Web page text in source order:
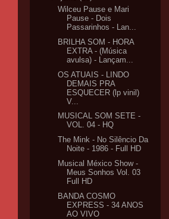
Wilceu Pause e Mari
Pause - Dois
Passarinhos - Lan...
BRILHA SOM - HORA
EXTRA - (Música
avulsa) - Lançam...
OS ATUAIS - LINDO
DEMAIS PRA
ESQUECER (lp vinil)
V...
MUSICAL SOM SETE -
VOL. 04 - HQ
The Mink - No Silêncio Da
Noite - 1986 - Full HD
Musical México Show -
Meus Sonhos Vol. 03
Full HD
BANDA COSMO
EXPRESS - 34 ANOS
AO VIVO